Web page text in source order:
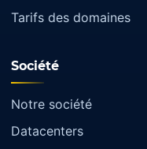
Tarifs des domaines
Société
Notre société
Datacenters